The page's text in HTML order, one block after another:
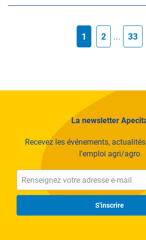
1 2 ... 33
La newsletter
Recevez les événements,
l'emploi agri/agro
S'inscrire